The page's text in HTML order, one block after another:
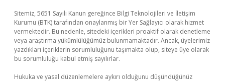
Sitemiz, 5651 Sayılı Kanun gereğince Bilgi Teknolojileri ve İletişim
Kurumu (BTK) tarafından onaylanmış bir Yer Sağlayıcı olarak hizmet
vermektedir. Bu nedenle, sitedeki içerikleri proaktif olarak denetleme
veya araştırma yükümlülüğümüz bulunmamaktadır. Ancak, üyelerimiz
yazdıkları içeriklerin sorumluluğunu taşımakta olup, siteye üye olarak
bu sorumluluğu kabul etmiş sayılırlar.
Hukuka ve yasal düzenlemelere aykırı olduğunu düşündüğünüz